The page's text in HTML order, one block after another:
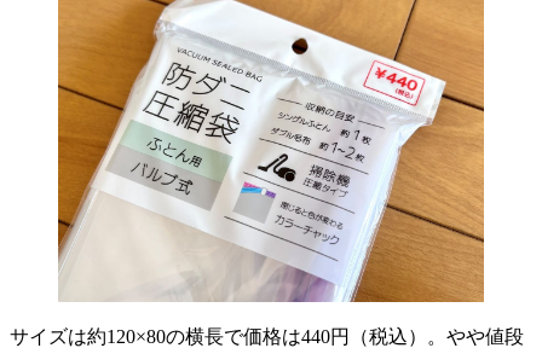
サイズは約120×80の横長で価格は440円（税込）。やや値段